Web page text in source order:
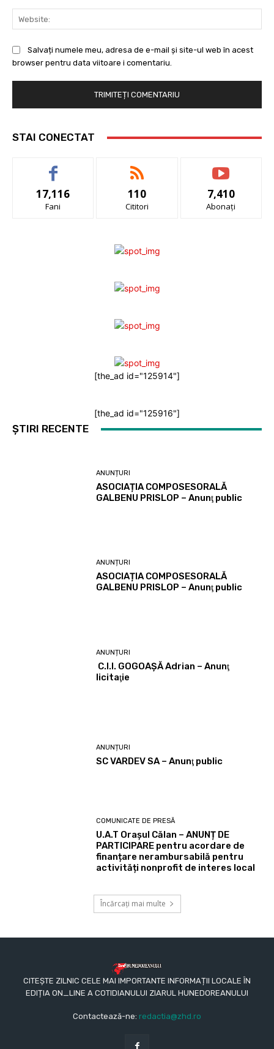
Salvați numele meu, adresa de e-mail și site-ul web în acest
browser pentru data viitoare i comentariu.
STAI CONECTAT
17,116
Fani
110
Cititori
7,410
Abonați
[the_ad id="125914"]
[the_ad id="125916"]
ȘTIRI RECENTE
ANUNȚURI
ASOCIAȚIA COMPOSESORALĂ
GALBENU PRISLOP – Anunţ public
ANUNȚURI
ASOCIAȚIA COMPOSESORALĂ
GALBENU PRISLOP – Anunţ public
ANUNȚURI
C.I.I. GOGOAŞĂ Adrian – Anunţ
licitaţie
ANUNȚURI
SC VARDEV SA – Anunţ public
COMUNICATE DE PRESĂ
U.A.T Orașul Călan – ANUNȚ DE
PARTICIPARE pentru acordare de
finanțare nerambursabilă pentru
activități nonprofit de interes local
Încărcați mai multe
CITEȘTE ZILNIC CELE MAI IMPORTANTE INFORMAȚII LOCALE ÎN
EDIȚIA ON_LINE A COTIDIANULUI ZIARUL HUNEDOREANULUI
Contactează-ne: redactia@zhd.ro